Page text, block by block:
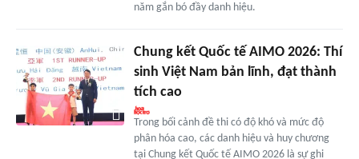
năm gắn bó đầy danh hiệu.
Chung kết Quốc tế AIMO 2026: Thí
sinh Việt Nam bản lĩnh, đạt thành
tích cao
Trong bối cảnh đề thi có độ khó và mức độ
phân hóa cao, các danh hiệu và huy chương
tại Chung kết Quốc tế AIMO 2026 là sự ghi